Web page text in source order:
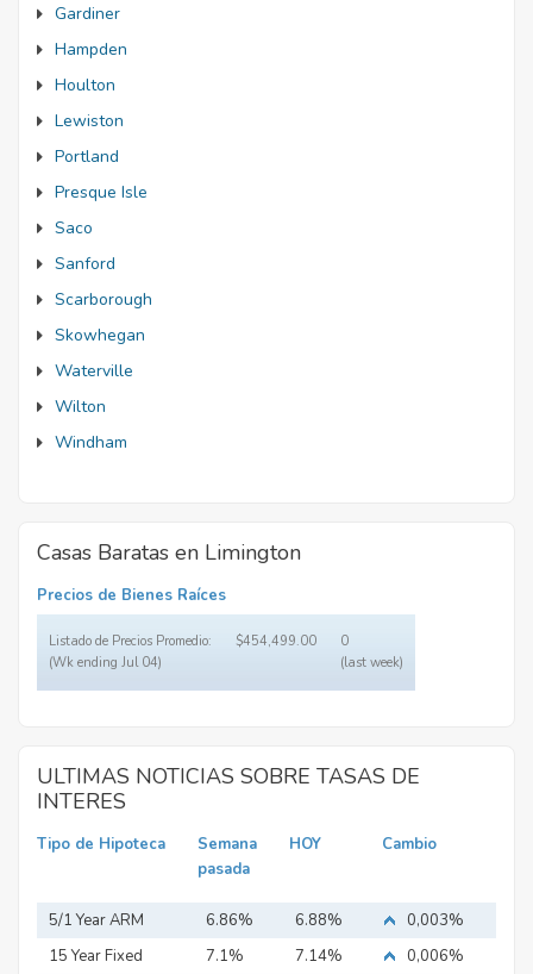
Gardiner
Hampden
Houlton
Lewiston
Portland
Presque Isle
Saco
Sanford
Scarborough
Skowhegan
Waterville
Wilton
Windham
Casas Baratas en Limington
Precios de Bienes Raíces
Listado de Precios Promedio:
(Wk ending Jul 04)
$454,499.00
0
(last week)
ULTIMAS NOTICIAS SOBRE TASAS DE
INTERES
Tipo de Hipoteca
Semana
pasada
HOY Cambio
5/1 Year ARM 6.86% 6.88%
0,003%
15 Year Fixed
7.1% 7.14%
0,006%